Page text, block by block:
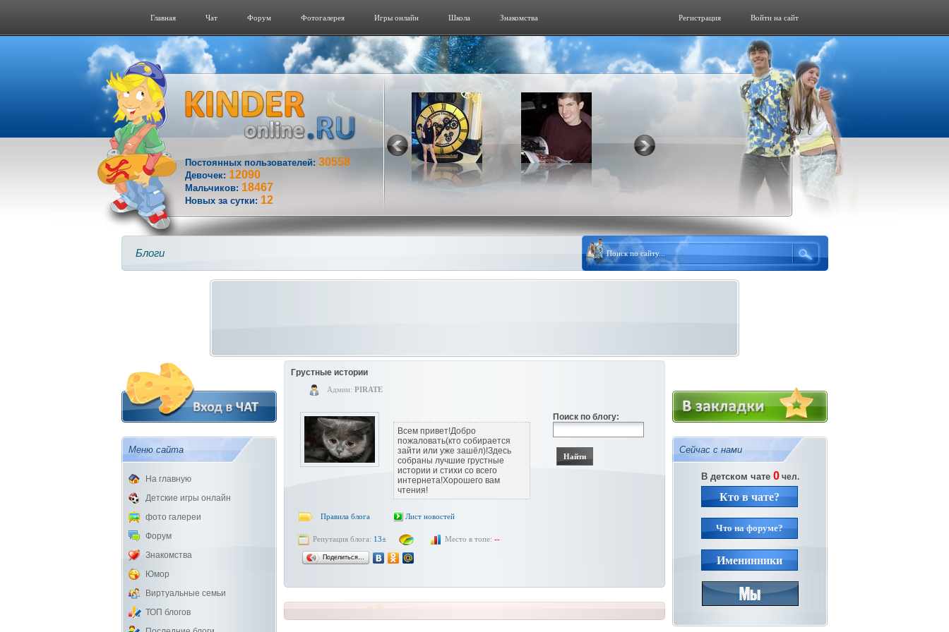
Главная Чат Форум Фотогалерeя Игры онлайн Школа Знакомства Войти на сайт
Регистрация
Постоянных пользователей: 30558
Девочек: 12090
Мальчиков: 18467
Новых за сутки: 12
Блоги
Меню сайта
На главную
Детские игры онлайн
фото галереи
Форум
Знакомства
Юмор
Виртуальные семьи
ТОП блогов
Грустные истории
Админ: PIRATE
Всем привет!Добро
пожаловать(кто собирается
зайти или уже зашёл)!Здесь
собраны лучшие грустные
истории и стихи со всего
интернета!Хорошего вам
чтения!
Поиск по блогу:
Правила блога Лист новостей
Репутация блога: 13± Место в топе: --
Поделиться…
Сейчас с нами
В детском чате 0чел.
Кто в чате?
Что на форуме?
Именинники